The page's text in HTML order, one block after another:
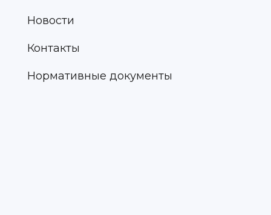
Новости
Контакты
Нормативные документы